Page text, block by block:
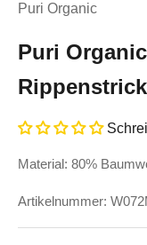
Puri Organic
Puri
Material: 80%
Artikelnummer: